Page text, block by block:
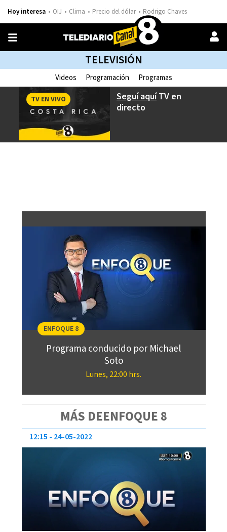
Hoy interesa OIJ Clima Precio del dólar Rodrigo Chaves
TELEVISIÓN
Videos Programación Programas
Seguí aquíTV en
directo
TV EN VIVO
ENFOQUE 8
Programa conducido por Michael
Soto
Lunes, 22:00 hrs.
MÁS DEENFOQUE 8
12:15 24-05-2022